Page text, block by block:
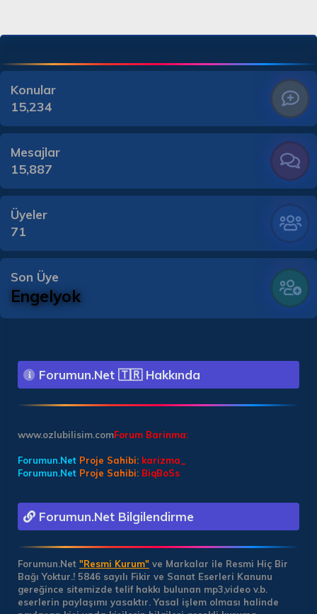
Konular
15,234
Mesajlar
15,887
Üyeler
71
Son Üye
Engelyok
Forumun.Net 🇹🇷 Hakkında
Forum Barinma:
www.ozlubilisim.com
Forumun.Net Proje Sahibi: karizma_
Forumun.Net Proje Sahibi: BiqBoSs
Forumun.Net Bilgilendirme
Forumun.Net "Resmi Kurum" ve Markalar ile Resmi Hiç Bir
Bağı Yoktur.! 5846 sayılı Fikir ve Sanat Eserleri Kanunu
gereğince sitemizde telif hakkı bulunan mp3,video v.b.
eserlerin paylaşımı yasaktır. Yasal işlem olması halinde